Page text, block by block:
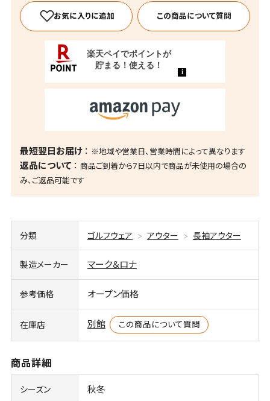
この商品について質問
最短翌日お届け ※地域や営業日、営業時間によって異なります
返品について
商品ご到着から7日以内で商品が未使用の場合の
み、ご返品可能です
分類 ゴルフウェア アウター 長袖アウター
製造メーカー マーク＆ロナ
参考価格 オープン価格
在庫店 別館 この商品について質問
商品詳細
シーズン 秋冬